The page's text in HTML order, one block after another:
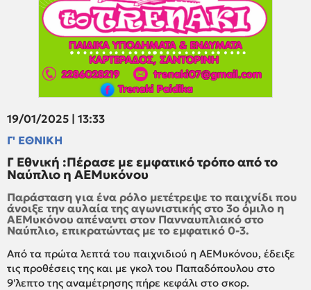
19/01/2025 | 13:33
Γ' ΕΘΝΙΚΗ
Γ Εθνική :Πέρασε με εμφατικό τρόπο από το
Ναύπλιο η ΑΕΜυκόνου
Παράσταση για ένα ρόλο μετέτρεψε το παιχνίδι που
άνοιξε την αυλαία της αγωνιστικής στο 3ο όμιλο η
ΑΕΜυκόνου απέναντι στον Πανναυπλιακό στο
Ναύπλιο, επικρατώντας με το εμφατικό 0-3.
Από τα πρώτα λεπτά του παιχνιδιού η ΑΕΜυκόνου, έδειξε
τις προθέσεις της και με γκολ του Παπαδόπουλου στο
9'λεπτο της αναμέτρησης πήρε κεφάλι στο σκορ.